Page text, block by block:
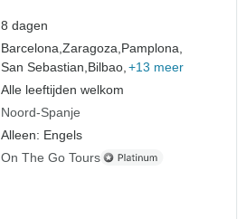
8 dagen
Barcelona,Zaragoza, Pamplona,
San Sebastian, Bilbao, +13 meer
Alle leeftijden welkom
Noord-Spanje
Alleen: Engels
On The Go Tours